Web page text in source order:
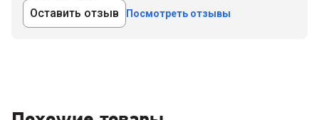
Оставить отзыв Посмотреть отзывы